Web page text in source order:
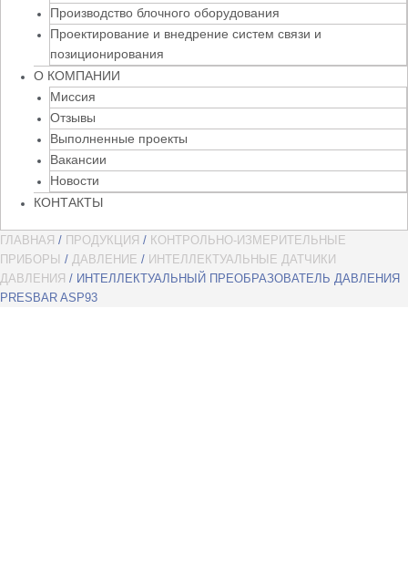
Производство блочного оборудования
Проектирование и внедрение систем связи и
позиционирования
О КОМПАНИИ
Миссия
Отзывы
Выполненные проекты
Вакансии
Новости
КОНТАКТЫ
ГЛАВНАЯ / ПРОДУКЦИЯ / КОНТРОЛЬНО-ИЗМЕРИТЕЛЬНЫЕ
ПРИБОРЫ / ДАВЛЕНИЕ / ИНТЕЛЛЕКТУАЛЬНЫЕ ДАТЧИКИ
ДАВЛЕНИЯ / ИНТЕЛЛЕКТУАЛЬНЫЙ ПРЕОБРАЗОВАТЕЛЬ ДАВЛЕНИЯ
PRESBAR ASP93